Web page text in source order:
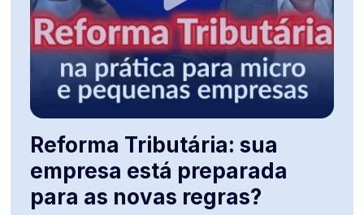
Reforma Tributária: sua
empresa está preparada
para as novas regras?